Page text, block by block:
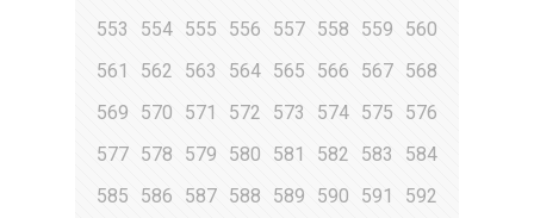
553
554 555 556 557 558 559
560
561
562 563 564 565 566 567 568
569
570 571 572 573 574 575
576
577 578 579 580 581 582 583
584
585
586 587 588 589 590 591
592